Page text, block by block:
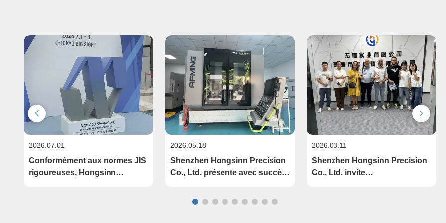
2026.07.01
Conformément aux normes JIS
rigoureuses, Hongsinn
2026.05.18
Shenzhen Hongsinn Precision
Co., Ltd. présente avec succès
haut de gamme à 5 axes
2026.03.11
Shenzhen Hongsinn Precision
Co., Ltd. invite